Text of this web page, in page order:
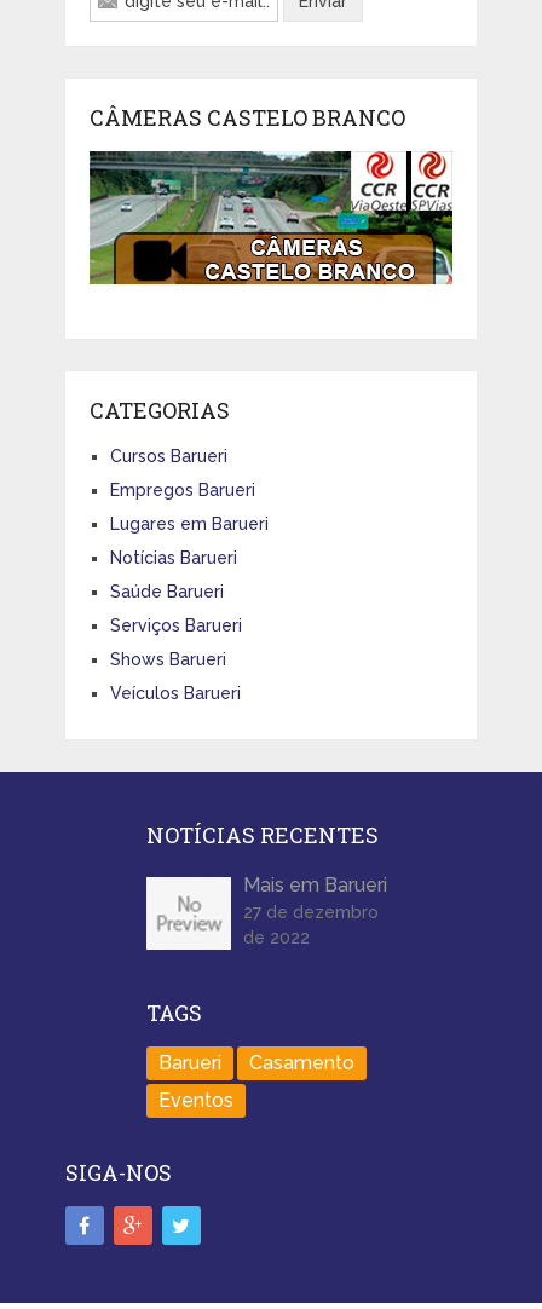
CÂMERAS CASTELO BRANCO
CATEGORIAS
Cursos Barueri
Empregos Barueri
Lugares em Barueri
Notícias Barueri
Saúde Barueri
Serviços Barueri
Shows Barueri
Veículos Barueri
NOTÍCIAS RECENTES
Mais em Barueri
27 de dezembro
de 2022
TAGS
Barueri
Casamento
Eventos
SIGA-NOS